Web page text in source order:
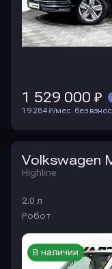
1 529 000 ₽
19 284 ₽/мес. без
Highline
2.0 л
Робот
В наличии